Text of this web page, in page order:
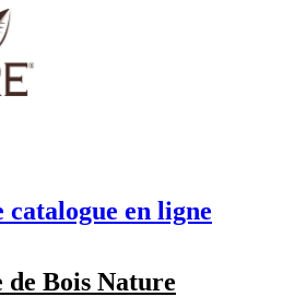
catalogue en ligne
de Bois Nature